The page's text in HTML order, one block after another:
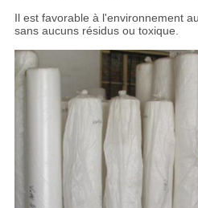
Il est favorable à l'environnement
sans aucuns résidus ou toxique.